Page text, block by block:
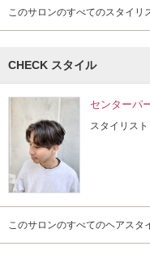
このサロンのすべてのスタイリ
CHECK スタイル
センターパ
スタイリス
このサロンのすべてのヘアスタ